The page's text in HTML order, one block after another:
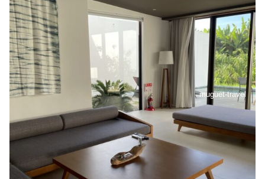
muguet-travel